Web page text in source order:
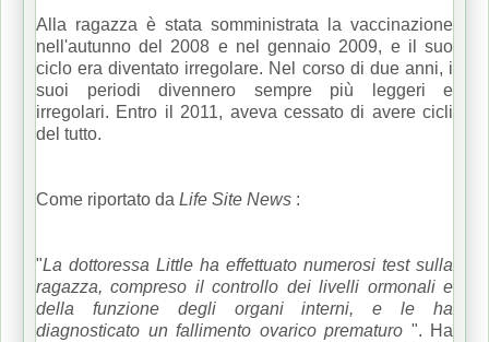
Alla ragazza è stata somministrata la vaccinazione
nell'autunno del 2008 e nel gennaio 2009, e il suo
ciclo era diventato irregolare. Nel corso di due anni, i
suoi periodi divennero sempre più leggeri e
irregolari. Entro il 2011, aveva cessato di avere cicli
del tutto.
Come riportato da Life Site News :
"La dottoressa Little ha effettuato numerosi test sulla
ragazza, compreso il controllo dei livelli ormonali e
della funzione degli organi interni, e le ha
diagnosticato un fallimento ovarico prematuro ". Ha